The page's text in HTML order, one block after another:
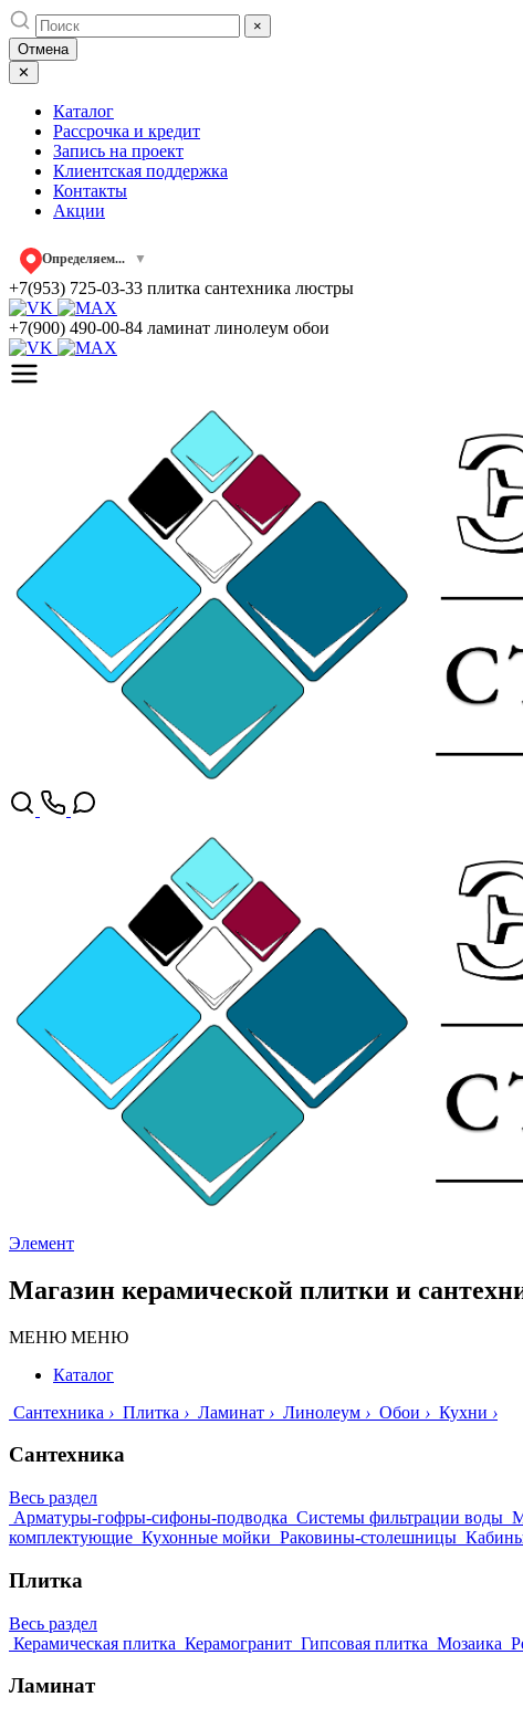
Skip
to
content
×
Отмена
✕
Каталог
Рассрочка и кредит
Запись на проект
Клиентская поддержка
Контакты
Акции
Определяем... ▼
+7(953) 725-03-33 плитка сантехника люстры
+7(900) 490-00-84 ламинат линолеум обои
Элемент
Магазин керамической плитки и
МЕНЮ МЕНЮ
Каталог
Сантехника › Плитка › Ламинат › Линолеум › Обои › Кухни ›
Сантехника
Весь раздел
Арматуры-гофры-сифоны-подводка Системы фильтрации воды
комплектующие Кухонные мойки Раковины-столешницы
Плитка
Весь раздел
Керамическая плитка Керамогранит Гипсовая плитка Мозаика
Ламинат